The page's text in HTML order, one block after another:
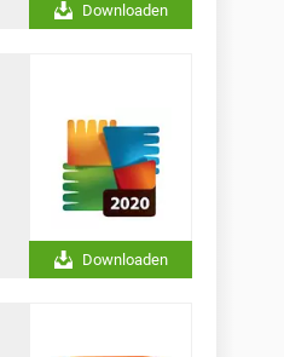
Downloaden
Downloaden